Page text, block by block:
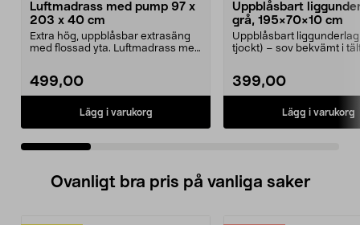
Luftmadrass med pump 97 x
203 x 40 cm
Extra hög, uppblåsbar extrasäng
med flossad yta. Luftmadrass med
499,00
Lägg i varukorg
Uppblåsbart
grå, 195×70×10 cm
Uppblåsbart
tjockt) – sov bekvämt i
399,00
Lägg i varukorg
Ovanligt bra pris på vanliga saker